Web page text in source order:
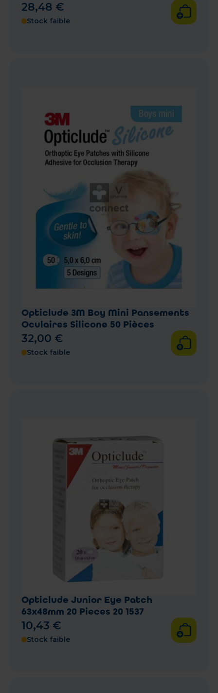
28,48 €
Stock faible
Opticlude 3M Boy Mini Pansements
Oculaires Silicone 50 Pièces
32,00 €
Stock faible
Opticlude Junior Eye Patch
63x48mm 20 Pieces 20 1537
10,43 €
Stock faible